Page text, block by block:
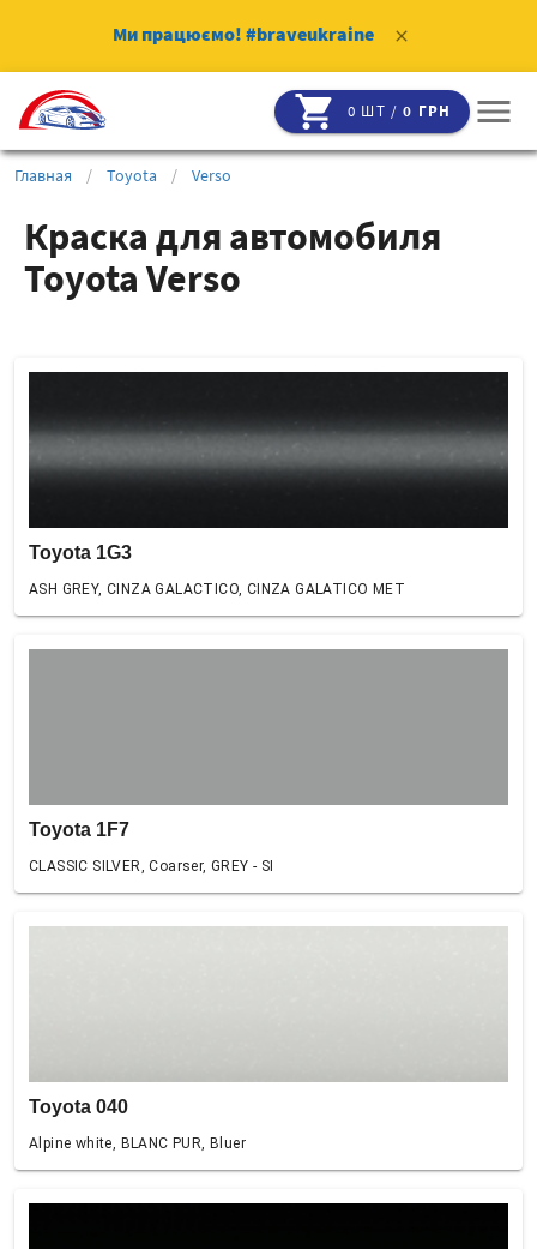
Ми працюємо! #braveukraine clear
shopping_cart 0 ШТ /0 ГРН menu
Главная / Toyota / Verso
Краска для автомобиля
Toyota Verso
Toyota 1G3
ASH GREY, CINZA GALACTICO, CINZA GALATICO MET
Toyota 1F7
CLASSIC SILVER, Coarser, GREY - SI
Toyota 040
Alpine white, BLANC PUR, Bluer